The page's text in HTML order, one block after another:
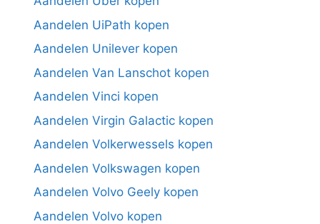
Aandelen UiPath kopen
Aandelen Unilever kopen
Aandelen Van Lanschot kopen
Aandelen Vinci kopen
Aandelen Virgin Galactic kopen
Aandelen Volkerwessels kopen
Aandelen Volkswagen kopen
Aandelen Volvo Geely kopen
Aandelen Volvo kopen